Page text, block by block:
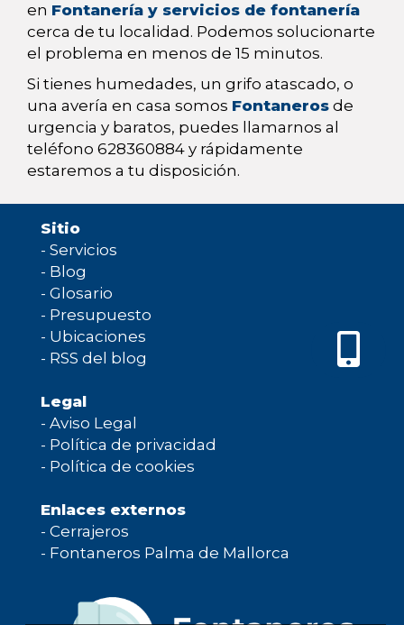
en Fontanería y servicios de fontanería
cerca de tu localidad. Podemos solucionarte
el problema en menos de 15 minutos.
Si tienes humedades, un grifo atascado, o
una avería en casa somos Fontaneros de
urgencia y baratos, puedes llamarnos al
teléfono 628360884 y rápidamente
estaremos a tu disposición.
Sitio
- Servicios
- Blog
- Glosario
- Presupuesto
- Ubicaciones
- RSS del blog
Legal
- Aviso Legal
- Política de privacidad
- Política de cookies
Enlaces externos
- Cerrajeros
- Fontaneros Palma de Mallorca